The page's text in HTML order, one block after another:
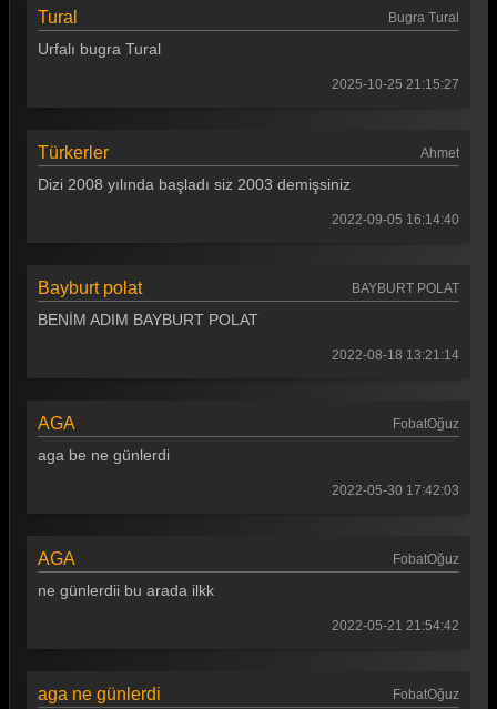
Akasya Durağı 109. Bölüm
Akasya Durağı 108. Bölüm
Akasya Durağı 102. Bölüm
Akasya Durağı 98. Bölüm
Akasya Durağı 95. Bölüm
Akasya Durağı 92. Bölüm
Tural Bugra Tural
Urfalı bugra Tural
2025-10-25 21:15:27
Türkerler Ahmet
Dizi 2008 yılında başladı siz 2003 demişsiniz
2022-09-05 16:14:40
Bayburt polat BAYBURT POLAT
BENİM ADIM BAYBURT POLAT
2022-08-18 13:21:14
AGA FobatOğuz
aga be ne günlerdi
2022-05-30 17:42:03
AGA FobatOğuz
ne günlerdii bu arada ilkk
2022-05-21 21:54:42
aga ne günlerdi FobatOğuz